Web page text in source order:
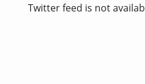
Twitter feed is not